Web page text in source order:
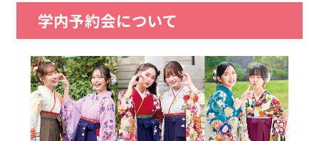
学内予約会について